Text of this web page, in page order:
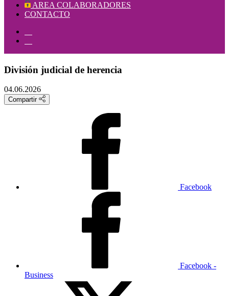
AREA COLABORADORES
CONTACTO
División judicial de herencia
04.06.2026
Compartir
Facebook
Facebook -
Business